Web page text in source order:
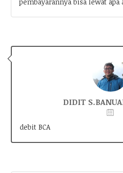
DIDIT
debit BCA